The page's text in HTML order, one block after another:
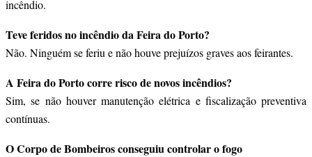
incêndio.
Teve feridos no incêndio da Feira do Porto?
Não. Ninguém se feriu e não houve prejuízos graves aos feirantes.
A Feira do Porto corre risco de novos incêndios?
Sim, se não houver manutenção elétrica e fiscalização preventiva
contínuas.
O Corpo de Bombeiros conseguiu controlar o fogo